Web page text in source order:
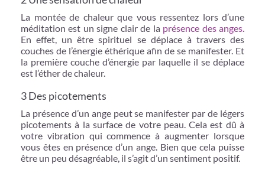
La montée de chaleur que vous ressentez lors d’une
méditation est un signe clair de la présence des anges.
En effet, un être spirituel se déplace à travers des
couches de l’énergie éthérique afin de se manifester. Et
la première couche d’énergie par laquelle il se déplace
est l’éther de chaleur.
3 Des picotements
La présence d’un ange peut se manifester par de légers
picotements à la surface de votre peau. Cela est dû à
votre vibration qui commence à augmenter lorsque
vous êtes en présence d’un ange. Bien que cela puisse
être un peu désagréable, il s’agit d’un sentiment positif.